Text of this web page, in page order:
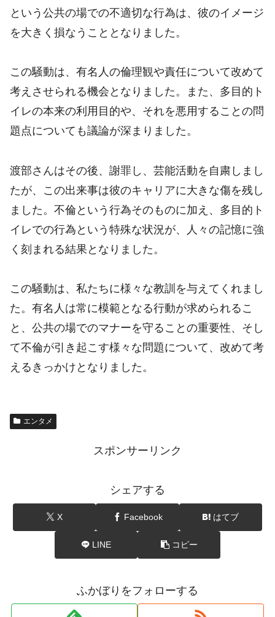
という公共の場での不適切な行為は、彼のイメージ
を大きく損なうこととなりました。
この騒動は、有名人の倫理観や責任について改めて
考えさせられる機会となりました。また、多目的ト
イレの本来の利用目的や、それを悪用することの問
題点についても議論が深まりました。
渡部さんはその後、謝罪し、芸能活動を自粛しまし
たが、この出来事は彼のキャリアに大きな傷を残し
ました。不倫という行為そのものに加え、多目的ト
イレでの行為という特殊な状況が、人々の記憶に強
く刻まれる結果となりました。
この騒動は、私たちに様々な教訓を与えてくれまし
た。有名人は常に模範となる行動が求められるこ
と、公共の場でのマナーを守ることの重要性、そし
て不倫が引き起こす様々な問題について、改めて考
えるきっかけとなりました。
エンタメ
スポンサーリンク
シェアする
X Facebook はてブ
LINE コピー
ふかぼりをフォローする